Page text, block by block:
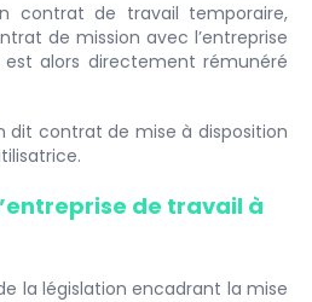
contrat de travail temporaire,
de mission avec l’entreprise
alors directement rémunéré
dit contrat de mise à disposition
de travail à
la législation encadrant la mise